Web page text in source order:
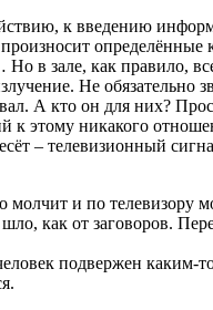
к введению
Но в зале, как
Не обязательно
А кто он для них?
никакого
– телевизионный
и по
как от заговоров.
подвержен